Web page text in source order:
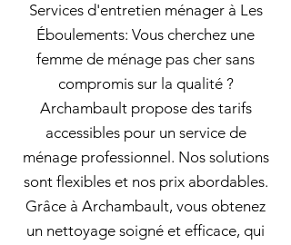
Services d'entretien ménager à Les
Éboulements: Vous cherchez une
femme de ménage pas cher sans
compromis sur la qualité ?
Archambault propose des tarifs
accessibles pour un service de
ménage professionnel. Nos solutions
sont flexibles et nos prix abordables.
Grâce à Archambault, vous obtenez
un nettoyage soigné et efficace, qui